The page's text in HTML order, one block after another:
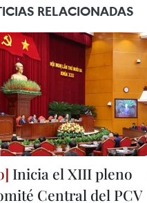
RELACIONADAS
Inicia el XIII pleno
Central del PCV